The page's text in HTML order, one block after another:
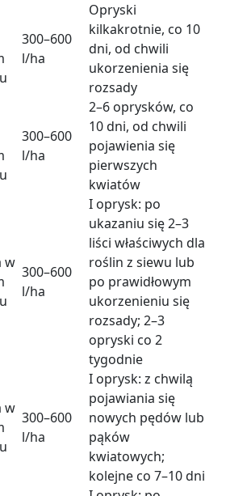
300–600
l/ha
Opryski
kilkakrotnie, co 10
dni, od chwili
ukorzenienia się
rozsady
300–600
l/ha
2–6 oprysków, co
10 dni, od chwili
pojawienia się
pierwszych
kwiatów
w
300–600
l/ha
I oprysk: po
ukazaniu się 2–3
liści właściwych dla
roślin z siewu lub
po prawidłowym
ukorzenieniu się
rozsady; 2–3
opryski co 2
tygodnie
w
300–600
l/ha
I oprysk: z chwilą
pojawiania się
nowych pędów lub
pąków
kwiatowych;
kolejne co 7–10 dni